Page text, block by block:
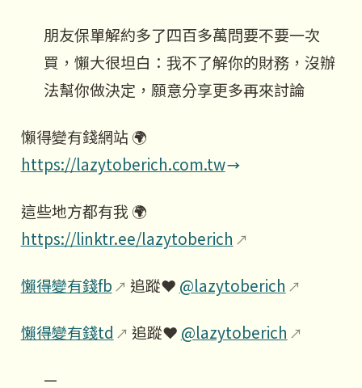
朋友保單解約多了四百多萬問要不要一次
買，懶大很坦白：我不了解你的財務，沒辦
法幫你做決定，願意分享更多再來討論
懶得變有錢網站 🌍
https://lazytoberich.com.tw
這些地方都有我 🌍
https://linktr.ee/lazytoberich
懶得變有錢fb 追蹤❤️ @lazytoberich
懶得變有錢td 追蹤❤️ @lazytoberich
—